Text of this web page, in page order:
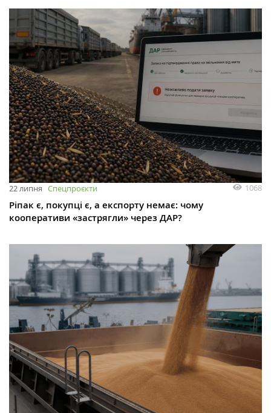
22 липня Спецпроєкти 1068
Ріпак є, покупці є, а експорту немає: чому
кооперативи «застрягли» через ДАР?